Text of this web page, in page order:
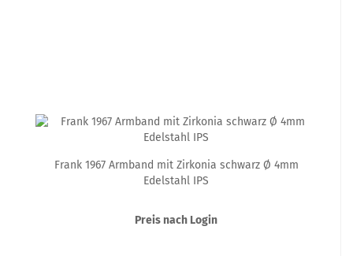
Frank 1967 Armband mit Zirkonia schwarz Ø 4mm
Edelstahl IPS
Preis nach Login